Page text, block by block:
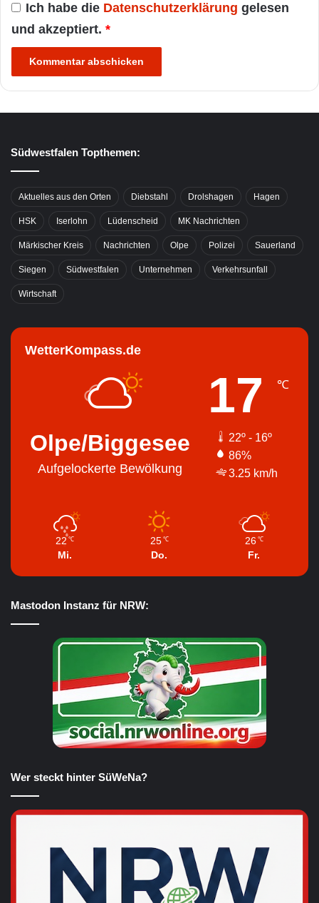
Ich habe die Datenschutzerklärung gelesen
und akzeptiert. *
Südwestfalen Topthemen:
Aktuelles aus den Orten Diebstahl Drolshagen Hagen
HSK Iserlohn Lüdenscheid MK Nachrichten
Märkischer Kreis Nachrichten Olpe Polizei Sauerland
Siegen Südwestfalen Unternehmen Verkehrsunfall
Wirtschaft
WetterKompass.de
Olpe/Biggesee
Aufgelockerte Bewölkung
17 ℃
22º - 16º
86%
3.25 km/h
22 ℃
Mi.
25 ℃
Do.
26 ℃
Fr.
Mastodon Instanz für NRW:
Wer steckt hinter SüWeNa?